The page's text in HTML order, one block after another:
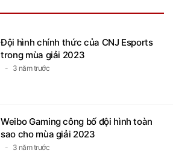
Đội hình chính thức của CNJ Esports
trong mùa giải 2023
3 năm trước
Weibo Gaming công bố đội hình toàn
sao cho mùa giải 2023
3 năm trước